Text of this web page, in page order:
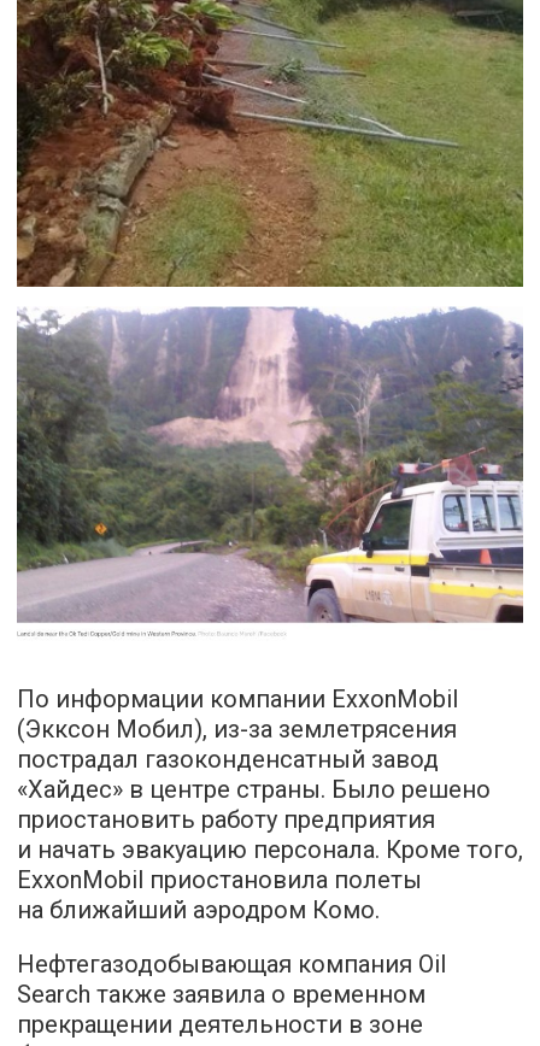
По информации компании ExxonMobil
(Экксон Мобил), из-за землетрясения
пострадал газоконденсатный завод
«Хайдес» в центре страны. Было решено
приостановить работу предприятия
и начать эвакуацию персонала. Кроме того,
ExxonMobil приостановила полеты
на ближайший аэродром Комо.
Нефтегазодобывающая компания Oil
Search также заявила о временном
прекращении деятельности в зоне